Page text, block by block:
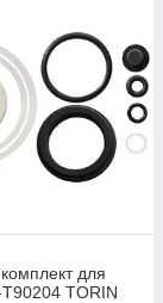
для
TORIN